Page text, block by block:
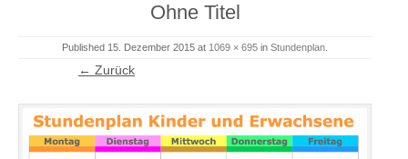
Ohne Titel
Published 15. Dezember 2015 at 1069 × 695 in Stundenplan
← Zurück